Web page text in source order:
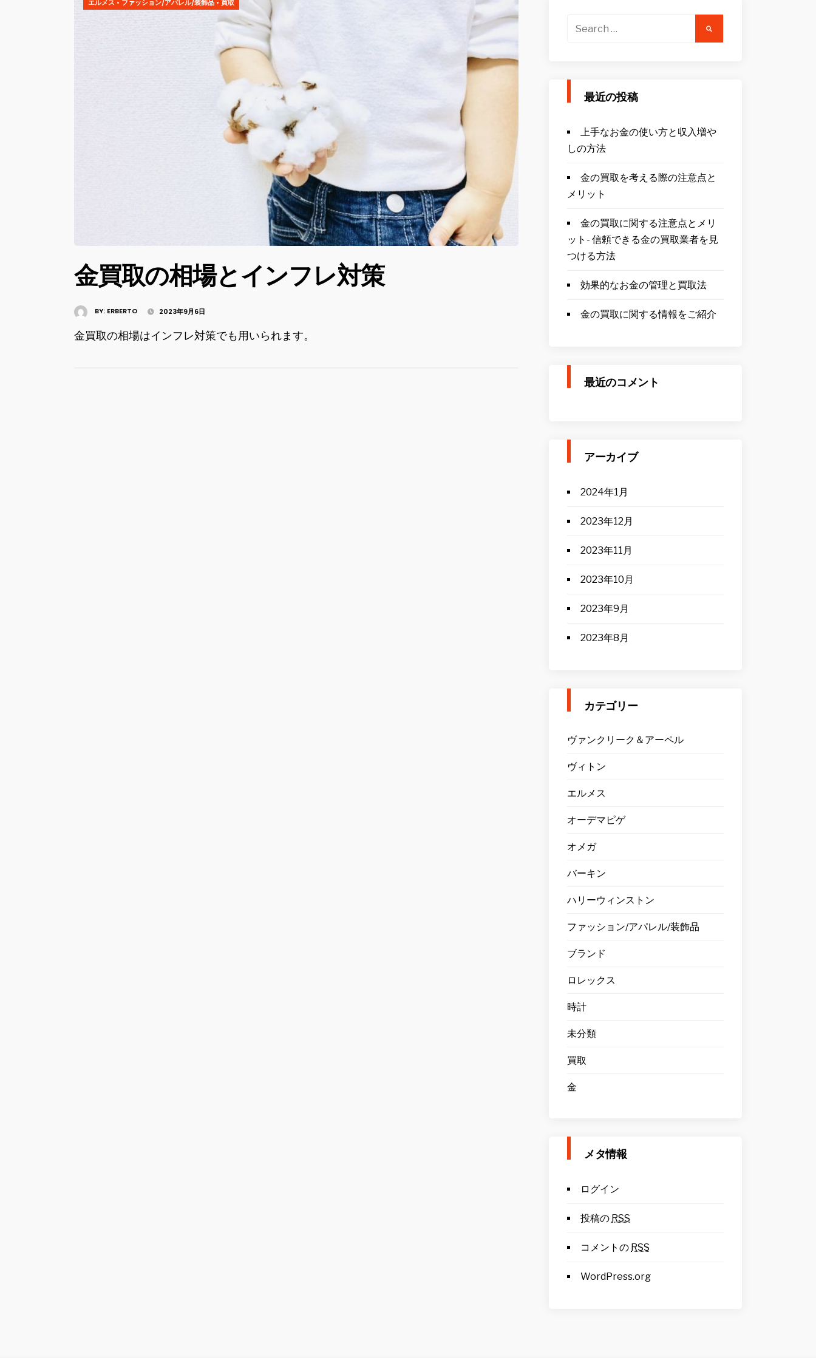
エルメス • ファッション/アパレル/装飾品 • 買取
金買取の相場とインフレ対策
BY: ERBERTO 2023年9月6日
金買取の相場はインフレ対策でも用いられます。
Search
最近の投稿
上手なお金の使い方と収入増や
しの方法
金の買取を考える際の注意点と
メリット
金の買取に関する注意点とメリ
ット- 信頼できる金の買取業者を見
つける方法
効果的なお金の管理と買取法
金の買取に関する情報をご紹介
最近のコメント
アーカイブ
2024年1月
2023年12月
2023年11月
2023年10月
2023年9月
2023年8月
カテゴリー
ヴァンクリーク＆アーペル
ヴィトン
エルメス
オーデマピゲ
オメガ
バーキン
ハリーウィンストン
ファッション/アパレル/装飾品
ブランド
ロレックス
時計
未分類
買取
金
メタ情報
ログイン
投稿の RSS
コメントの RSS
WordPress.org